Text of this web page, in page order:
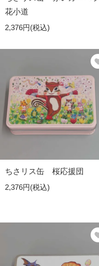
花小道
2,376円(税込)
ちさリス缶 桜応援団
2,376円(税込)